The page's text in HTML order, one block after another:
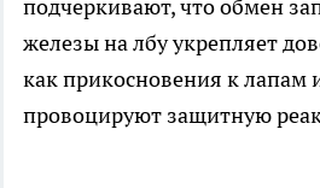
подчеркивают, что обмен
железы на лбу укрепляет
как прикосновения к лапам
провоцируют защитную